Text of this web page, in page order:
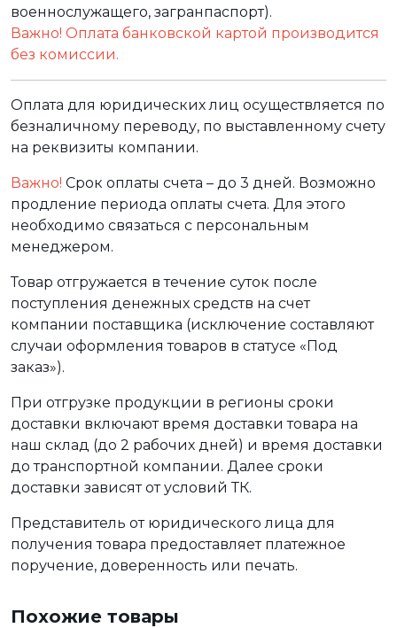
военнослужащего, загранпаспорт).
Важно! Оплата банковской картой производится
без комиссии.
Оплата для юридических лиц осуществляется по
безналичному переводу, по выставленному счету
на реквизиты компании.
Важно! Срок оплаты счета – до 3 дней. Возможно
продление периода оплаты счета. Для этого
необходимо связаться с персональным
менеджером.
Товар отгружается в течение суток после
поступления денежных средств на счет
компании поставщика (исключение составляют
случаи оформления товаров в статусе «Под
заказ»).
При отгрузке продукции в регионы сроки
доставки включают время доставки товара на
наш склад (до 2 рабочих дней) и время доставки
до транспортной компании. Далее сроки
доставки зависят от условий ТК.
Представитель от юридического лица для
получения товара предоставляет платежное
поручение, доверенность или печать.
Похожие товары